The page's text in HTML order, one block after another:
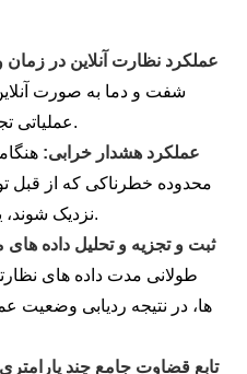
عملکرد نظارت آنلاین در زمان
شفت و دما به صورت
عملیاتی تجهیزات در هر زمان مطلع شوید.
عملکرد هشدار خرابی:
محدوده خطرناکی که از
نزدیک شوند، یک زنگ هشدار صادر خواهد شد.
ثبت و تجزیه و تحلیل داده های
طولانی مدت داده های
ها، در نتیجه ردیابی وضعیت
تابع قضاوت جامع چند